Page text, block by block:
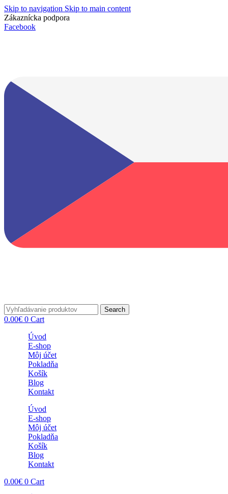
Skip to navigation Skip to main content
Zákaznícka podpora
Facebook
Search
0.00€ 0 Cart
Úvod
E-shop
Môj účet
Pokladňa
Košík
Blog
Kontakt
Úvod
E-shop
Môj účet
Pokladňa
Košík
Blog
Kontakt
0.00€ 0 Cart